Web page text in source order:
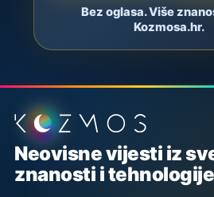
Bez oglasa. Više
Kozmosa.hr.
Podnožje stranice
Neovisne vijesti iz
znanosti i